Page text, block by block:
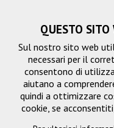
QUESTO
Sul nostro sito web
necessari per il
consentono di
aiutano a
quindi a ottimizzare
cookie, se